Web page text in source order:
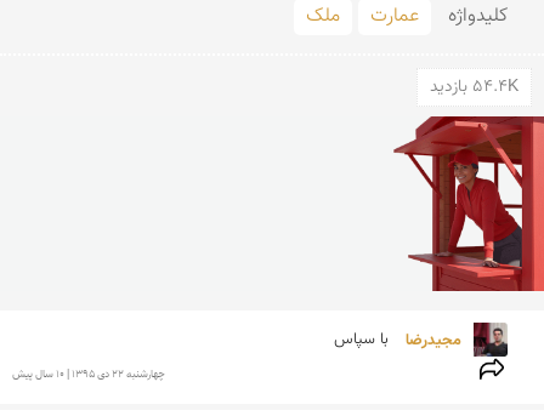
کلید‌واژه عمارت ملک
54.4K بازدید
مجیدرضا با سپاس
چهارشنبه 22 دی 1395 | 10 سال پیش